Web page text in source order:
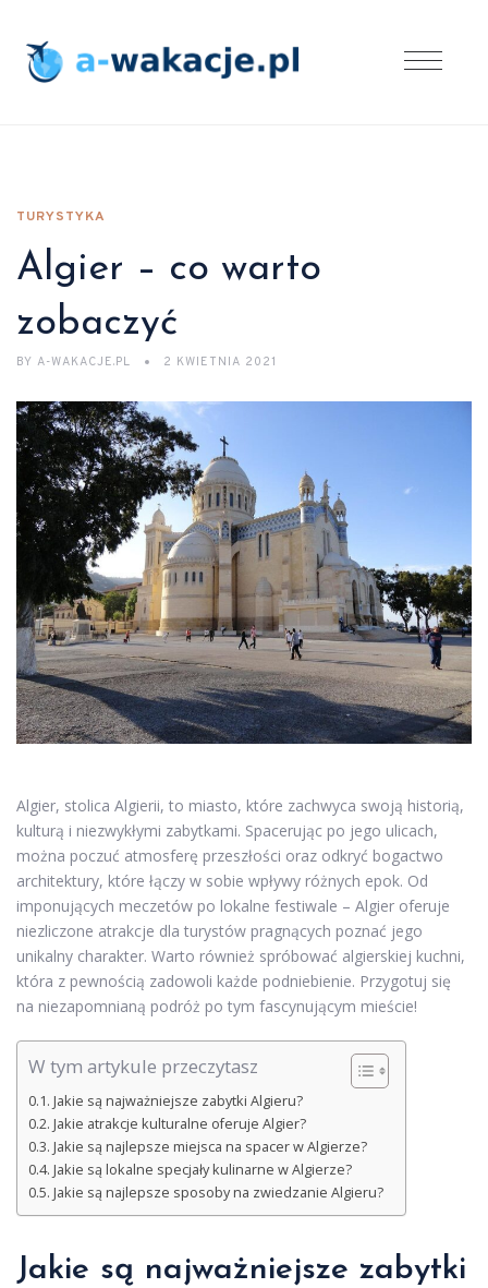
TURYSTYKA
Algier – co warto
zobaczyć
BY A-WAKACJE.PL 2 KWIETNIA 2021
Algier, stolica Algierii, to miasto, które zachwyca swoją historią,
kulturą i niezwykłymi zabytkami. Spacerując po jego ulicach,
można poczuć atmosferę przeszłości oraz odkryć bogactwo
architektury, które łączy w sobie wpływy różnych epok. Od
imponujących meczetów po lokalne festiwale – Algier oferuje
niezliczone atrakcje dla turystów pragnących poznać jego
unikalny charakter. Warto również spróbować algierskiej kuchni,
która z pewnością zadowoli każde podniebienie. Przygotuj się
na niezapomnianą podróż po tym fascynującym mieście!
W tym artykule przeczytasz
Jakie są najważniejsze zabytki Algieru?
Jakie atrakcje kulturalne oferuje Algier?
Jakie są najlepsze miejsca na spacer w Algierze?
Jakie są lokalne specjały kulinarne w Algierze?
Jakie są najlepsze sposoby na zwiedzanie Algieru?
Jakie są najważniejsze zabytki